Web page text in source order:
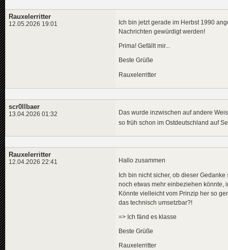
Rauxelerritter
12.05.2026 19:01
Ich bin jetzt gerade im Herbst 1990
Nachrichten gewürdigt werden!
Prima! Gefällt mir...
Beste Grüße
Rauxelerritter
scr0llbaer
13.04.2026 01:32
Das wurde inzwischen auf andere
so früh schon im Ostdeutschland auf
Rauxelerritter
12.04.2026 22:41 Hallo zusammen
Ich bin nicht sicher, ob dieser
noch etwas mehr einbeziehen könnte,
Könnte vielleicht vom Prinzip her so
das technisch umsetzbar?!
=> Ich fänd es klasse
Beste Grüße
Rauxelerritter